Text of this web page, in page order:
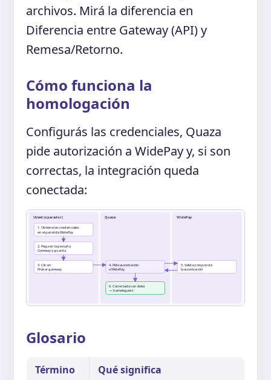
archivos. Mirá la diferencia en
Diferencia entre Gateway (API) y
Remesa/Retorno.
Cómo funciona la
homologación
Configurás las credenciales, Quaza
pide autorización a WidePay y, si son
correctas, la integración queda
conectada:
Usted (operador) Quaza WidePay
1. Obtiene las credenciales
en el panel de WidePay
2. Pega en la pestaña
Gateway y guarda
3. Clic en
Probar gateway
4. Pide autorización
a WidePay
6. Conectado con éxito
— homologado
5. Valida y responde
la autorización
Glosario
Término Qué significa